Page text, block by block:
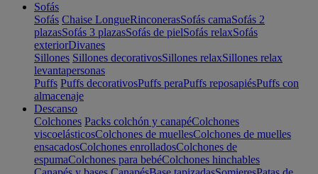
Sofás
Sofás Chaise LongueRinconerasSofás camaSofás 2
plazasSofás 3 plazasSofás de pielSofás relaxSofás
exteriorDivanes
Sillones Sillones decorativosSillones relaxSillones relax
levantapersonas
Puffs Puffs decorativosPuffs peraPuffs reposapiésPuffs con
almacenaje
Descanso
Colchones Packs colchón y canapéColchones
viscoelásticosColchones de muellesColchones de muelles
ensacadosColchones enrolladosColchones de
espumaColchones para bebéColchones hinchables